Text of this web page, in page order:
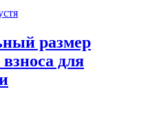
размер
для